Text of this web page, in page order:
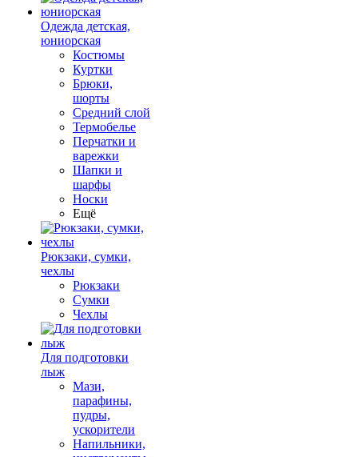
Одежда детская,
юниорская
Костюмы
Куртки
Брюки,
шорты
Средний слой
Термобелье
Перчатки и
варежки
Шапки и
шарфы
Носки
Ещё
Рюкзаки, сумки,
чехлы
Рюкзаки
Сумки
Чехлы
Для подготовки
лыж
Мази,
парафины,
пудры,
ускорители
Напильники,